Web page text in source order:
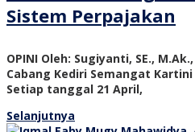
Sistem Perpajakan
OPINI Oleh: Sugiyanti, SE.,
Cabang Kediri Semangat
Setiap tanggal 21 April,
Selanjutnya